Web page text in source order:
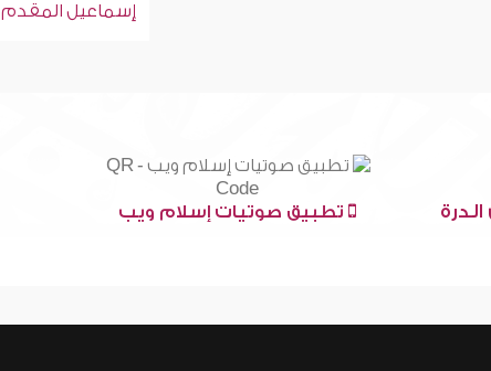
إسماعيل المقدم
تطبيق صوتيات إسلام ويب